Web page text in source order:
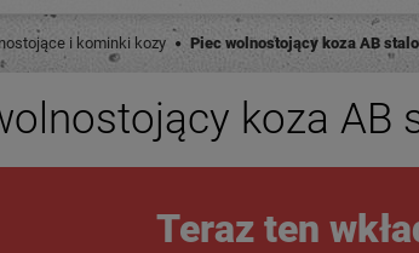
i kominki kozy Piec wolnostojący koza AB
koza AB
Teraz ten